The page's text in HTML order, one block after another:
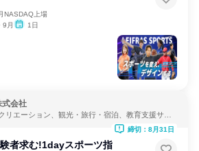
NASDAQ上場
9月 1日
式会社
リエーション、観光・旅行・宿泊、教育支援サー
験者求む!1dayスポーツ指
締切：8月31日